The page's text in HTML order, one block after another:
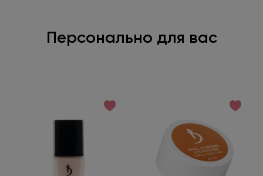
Персонально для вас